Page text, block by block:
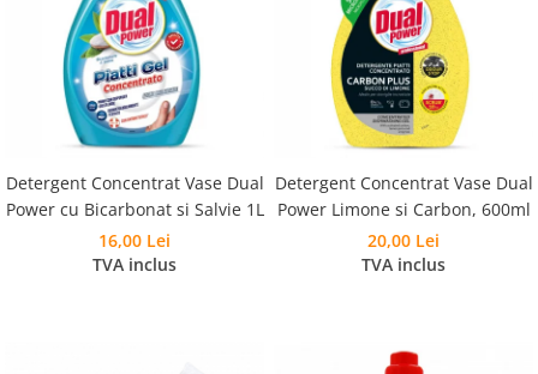
Detergent Concentrat Vase Dual
Power cu Bicarbonat si Salvie 1L
16,00 Lei
TVA inclus
Detergent Concentrat Vase Dual
Power Limone si Carbon, 600ml
20,00 Lei
TVA inclus